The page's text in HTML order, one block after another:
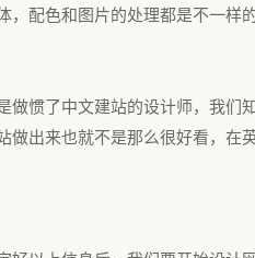
，配色和图片的处理都是不一样
做惯了中文建站的设计师，我们
做出来也就不是那么很好看，在